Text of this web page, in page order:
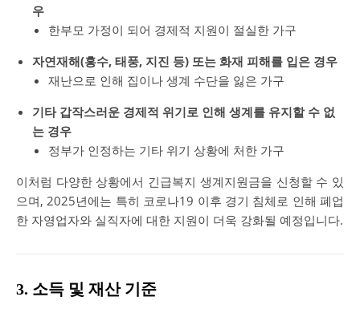
우
한부모 가정이 되어 경제적 지원이 절실한 가구
자연재해(홍수, 태풍, 지진 등) 또는 화재 피해를 입은 경우
재난으로 인해 집이나 생계 수단을 잃은 가구
기타 갑작스러운 경제적 위기로 인해 생계를 유지할 수 없
는 경우
정부가 인정하는 기타 위기 상황에 처한 가구
이처럼 다양한 상황에서 긴급복지 생계지원금을 신청할 수 있
으며, 2025년에는 특히 코로나19 이후 경기 침체로 인해 폐업
한 자영업자와 실직자에 대한 지원이 더욱 강화될 예정입니다.
3. 소득 및 재산 기준